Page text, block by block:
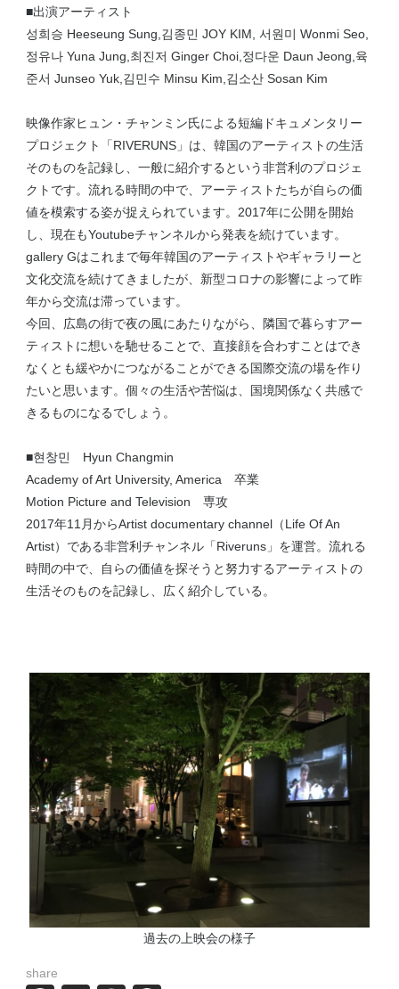
■出演アーティスト
성희승 Heeseung Sung,김종민 JOY KIM, 서원미 Wonmi Seo,
정유나 Yuna Jung,최진저 Ginger Choi,정다운 Daun Jeong,육
준서 Junseo Yuk,김민수 Minsu Kim,김소산 Sosan Kim
映像作家ヒュン・チャンミン氏による短編ドキュメンタリー
プロジェクト「RIVERUNS」は、韓国のアーティストの生活
そのものを記録し、一般に紹介するという非営利のプロジェ
クトです。流れる時間の中で、アーティストたちが自らの価
値を模索する姿が捉えられています。2017年に公開を開始
し、現在もYoutubeチャンネルから発表を続けています。
gallery Gはこれまで毎年韓国のアーティストやギャラリーと
文化交流を続けてきましたが、新型コロナの影響によって昨
年から交流は滞っています。
今回、広島の街で夜の風にあたりながら、隣国で暮らすアー
ティストに想いを馳せることで、直接顔を合わすことはでき
なくとも緩やかにつながることができる国際交流の場を作り
たいと思います。個々の生活や苦悩は、国境関係なく共感で
きるものになるでしょう。
■현창민 Hyun Changmin
Academy of Art University, America 卒業
Motion Picture and Television 専攻
2017年11月からArtist documentary channel（Life Of An
Artist）である非営利チャンネル「Riveruns」を運営。流れる
時間の中で、自らの価値を探そうと努力するアーティストの
生活そのものを記録し、広く紹介している。
過去の上映会の様子
share